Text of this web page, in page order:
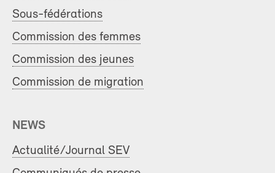
Sous-fédérations
Commission des femmes
Commission des jeunes
Commission de migration
NEWS
Actualité/Journal SEV